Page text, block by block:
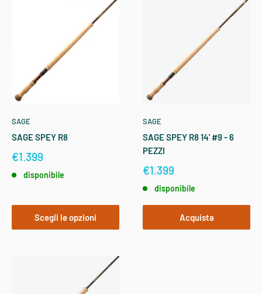
SAGE
SAGE SPEY R8
€1.399
disponibile
Scegli le opzioni
SAGE
SAGE SPEY R8 14' #9 - 6
PEZZI
€1.399
disponibile
Acquista